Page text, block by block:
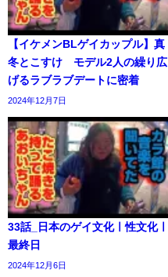
【イケメンBLゲイカップル】真
冬とこすけ モデル2人の繰り広
げるラブラブデートに密着
2024年12月7日
33話_日本のゲイ文化ㅣ性文化ㅣ
最終日
2024年12月6日